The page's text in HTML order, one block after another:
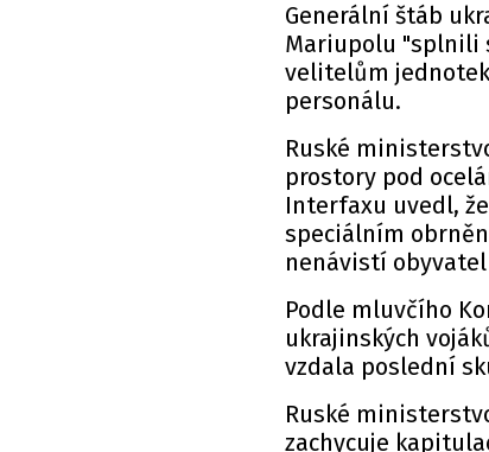
Generální štáb
Mariupolu "splnili
velitelům
personálu.
Ruské
prostory pod
Interfaxu uvedl,
speciálním
nenávistí
Podle mluvčího
ukrajinských
vzdala poslední
Ruské
zachycuje